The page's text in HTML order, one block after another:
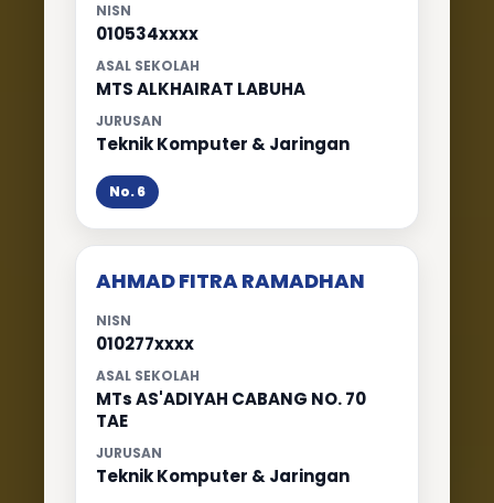
NISN
010534xxxx
ASAL SEKOLAH
MTS ALKHAIRAT LABUHA
JURUSAN
Teknik Komputer & Jaringan
No. 6
AHMAD FITRA RAMADHAN
NISN
010277xxxx
ASAL SEKOLAH
MTs AS'ADIYAH CABANG NO. 70
TAE
JURUSAN
Teknik Komputer & Jaringan